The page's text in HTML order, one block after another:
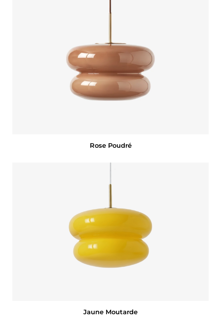
Rose Poudré
Jaune Moutarde